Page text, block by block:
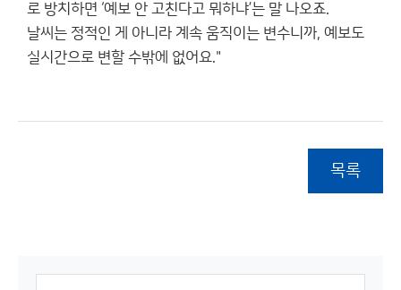
로 방치하면 ‘예보 안 고친다고 뭐하냐’는 말 나오죠.
날씨는 정적인 게 아니라 계속 움직이는 변수니까, 예보도
실시간으로 변할 수밖에 없어요."
목록